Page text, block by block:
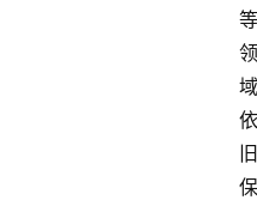
等
领
域
依
旧
保